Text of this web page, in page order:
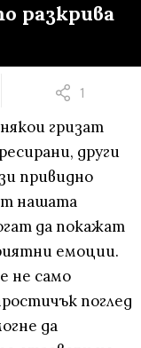
разкрива
1
гризат
други
привидно
нашата
да покажат
емоции.
не само
поглед
да